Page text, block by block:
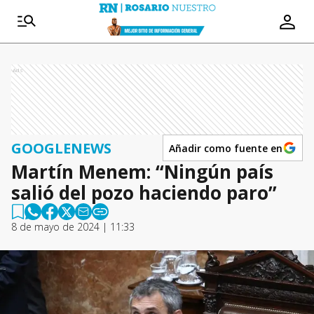
Ads
GOOGLENEWS Añadir como fuente en
Martín Menem: “Ningún país
salió del pozo haciendo paro”
8 de mayo de 2024 | 11:33